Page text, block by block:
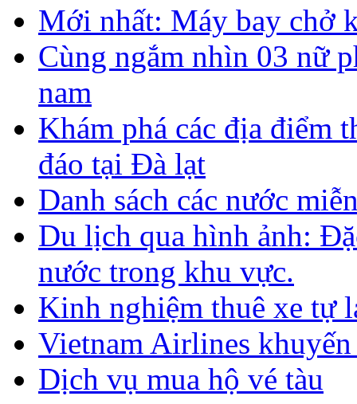
Mới nhất: Máy bay chở
Cùng ngắm nhìn 03 nữ
nam
Khám phá các địa điểm
đáo tại Đà lạt
Danh sách các nước
Du lịch qua hình ảnh:
nước trong khu vực.
Kinh nghiệm thuê xe tự
Vietnam Airlines
Dịch vụ mua hộ vé tàu